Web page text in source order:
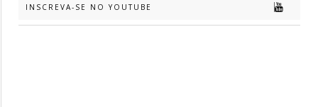
INSCREVA-SE NO YOUTUBE